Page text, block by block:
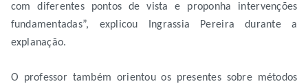
com diferentes pontos de vista e proponha intervenções
fundamentadas”, explicou Ingrassia Pereira durante a
explanação.
O professor também orientou os presentes sobre métodos